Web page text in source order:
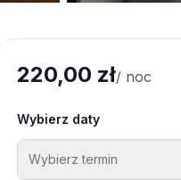
220,00 zł/ noc
Wybierz daty
Wybierz termin